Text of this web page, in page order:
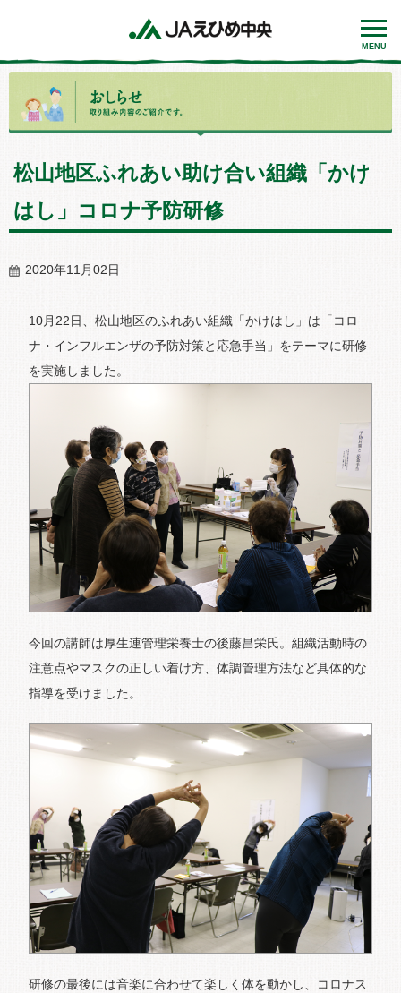
MENU
松山地区ふれあい助け合い組織「かけ
はし」コロナ予防研修
2020年11月02日
10月22日、松山地区のふれあい組織「かけはし」は「コロ
ナ・インフルエンザの予防対策と応急手当」をテーマに研修
を実施しました。
今回の講師は厚生連管理栄養士の後藤昌栄氏。組織活動時の
注意点やマスクの正しい着け方、体調管理方法など具体的な
指導を受けました。
研修の最後には音楽に合わせて楽しく体を動かし、コロナス